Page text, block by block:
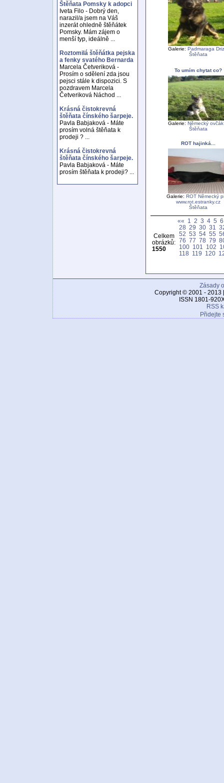
Štěňata Pomsky k adopci
Iveta Filo - Dobrý den,
narazil/a jsem na Váš
inzerát ohledně štěňátek
Pomsky. Mám zájem o
menší typ, ideálně ...
Roztomilá štěňátka pejska
a fenky svatého Bernarda
Marcela Četveriková -
Prosím o sdělení zda jsou
pejsci stále k dispozici. S
pozdravem Marcela
Četveriková Náchod ...
Krásná čistokrevná
štěňata čínského šarpeje.
Pavla Babjaková - Máte
prosím volná štěňata k
prodeji ? ...
Krásná čistokrevná
štěňata čínského šarpeje.
Pavla Babjaková - Máte
prosím štěňata k prodeji? ...
Galerie: Padmaraga
Štěňata
To umím chytat co?
Galerie: Německý
Štěňata
ROT hajinká...
Galerie: ROT Německý
www.rot.estranky.cz
Štěňata
Celkem
obrázků:
1550
«« 1 2 3 4 5 6
28 29 30 31
52 53 54 55
76 77 78 79
100 101 102
118
119 120
Zásady
Copyright © 2001 - 2013
ISSN 1801-
RSS
Přidejte